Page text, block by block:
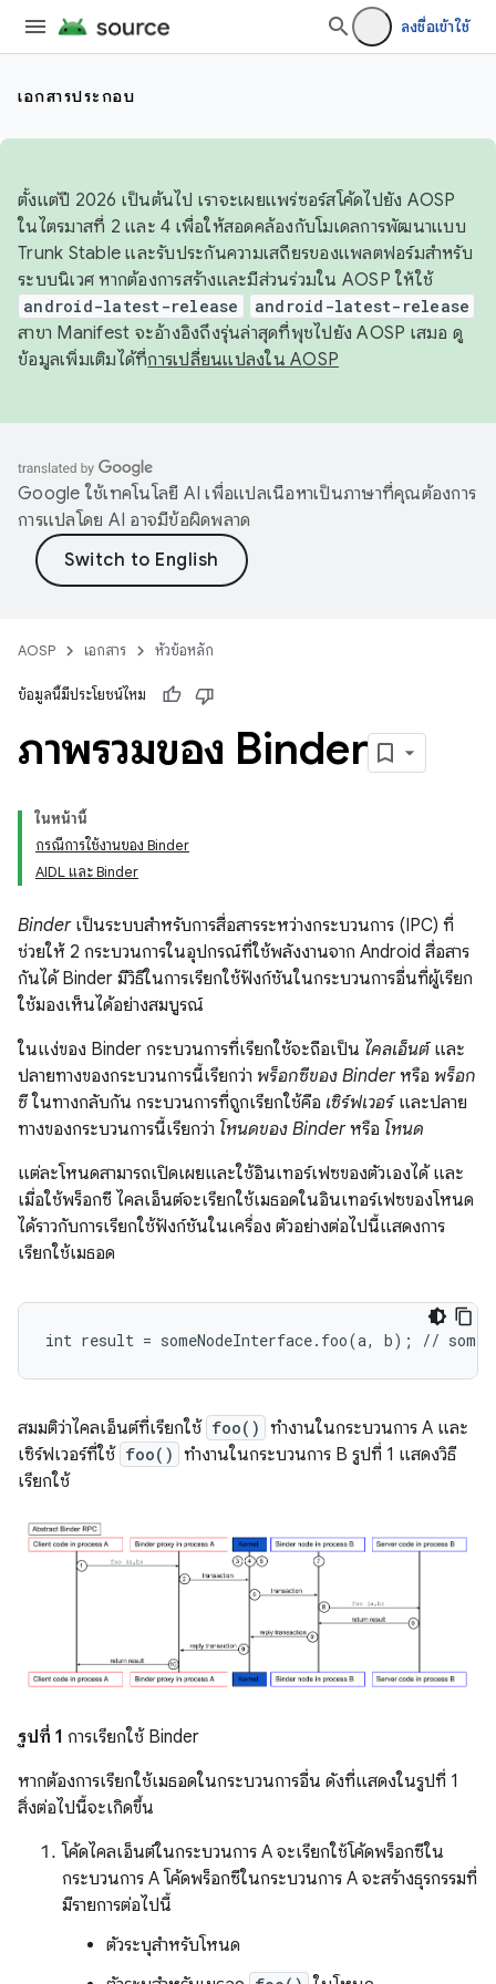
ลงชื่อเข้าใช้
เอกสารประกอบ
ตั้งแต่ปี 2026 เป็นต้นไป เราจะเผยแพร่ซอร์สโค้ดไปยัง AOSP
ในไตรมาสที่ 2 และ 4 เพื่อให้สอดคล้องกับโมเดลการพัฒนาแบบ
Trunk Stable และรับประกันความเสถียรของแพลตฟอร์มสำหรับ
ระบบนิเวศ หากต้องการสร้างและมีส่วนร่วมใน AOSP ให้ใช้
android-latest-release android-latest-release
สาขา Manifest จะอ้างอิงถึงรุ่นล่าสุดที่พุชไปยัง AOSP เสมอ ดู
ข้อมูลเพิ่มเติมได้ที่การเปลี่ยนแปลงใน AOSP
Google ใช้เทคโนโลยี AI เพื่อแปลเนื้อหาเป็นภาษาที่คุณต้องการ
การแปลโดย AI อาจมีข้อผิดพลาด
AOSP เอกสาร หัวข้อหลัก
ข้อมูลนี้มีประโยชน์ไหม
ภาพรวมของ Binder
ในหน้านี้
กรณีการใช้งานของ Binder
AIDL และ Binder
Binderเป็นระบบสำหรับการสื่อสารระหว่างกระบวนการ (IPC) ที่
ช่วยให้ 2 กระบวนการในอุปกรณ์ที่ใช้พลังงานจาก Android สื่อสาร
กันได้ Binder มีวิธีในการเรียกใช้ฟังก์ชันในกระบวนการอื่นที่ผู้เรียก
ใช้มองเห็นได้อย่างสมบูรณ์
ในแง่ของ Binder กระบวนการที่เรียกใช้จะถือเป็น ไคลเอ็นต์และ
ปลายทางของกระบวนการนี้เรียกว่า พร็อกซีของ Binderหรือ พร็อก
ซี ในทางกลับกัน กระบวนการที่ถูกเรียกใช้คือ เซิร์ฟเวอร์และปลาย
ทางของกระบวนการนี้เรียกว่า โหนดของ Binderหรือ โหนด
แต่ละโหนดสามารถเปิดเผยและใช้อินเทอร์เฟซของตัวเองได้ และ
เมื่อใช้พร็อกซี ไคลเอ็นต์จะเรียกใช้เมธอดในอินเทอร์เฟซของโหนด
ได้ราวกับการเรียกใช้ฟังก์ชันในเครื่อง ตัวอย่างต่อไปนี้แสดงการ
เรียกใช้เมธอด
สมมติว่าไคลเอ็นต์ที่เรียกใช้ foo() ทำงานในกระบวนการ A และ
เซิร์ฟเวอร์ที่ใช้ foo() ทำงานในกระบวนการ B รูปที่ 1 แสดงวิธี
เรียกใช้
รูปที่ 1 การเรียกใช้ Binder
หากต้องการเรียกใช้เมธอดในกระบวนการอื่น ดังที่แสดงในรูปที่ 1
สิ่งต่อไปนี้จะเกิดขึ้น
โค้ดไคลเอ็นต์ในกระบวนการ A จะเรียกใช้โค้ดพร็อกซีใน
กระบวนการ A โค้ดพร็อกซีในกระบวนการ A จะสร้างธุรกรรมที่
มีรายการต่อไปนี้
ตัวระบุสำหรับโหนด